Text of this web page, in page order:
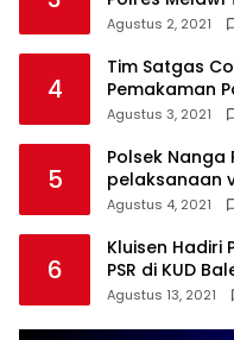
Agustus 2, 2021
4
Tim Satgas
Pemakaman
Agustus 3, 2021
5
Polsek
pelaksanaan
Agustus 4, 2021
6
Kluisen Hadiri
PSR di KUD
Agustus 13, 2021